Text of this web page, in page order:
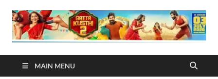
MAIN MENU